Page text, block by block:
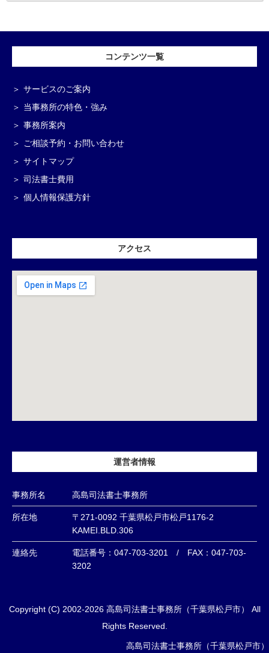
コンテンツ一覧
サービスのご案内
当事務所の特色・強み
事務所案内
ご相談予約・お問い合わせ
サイトマップ
司法書士費用
個人情報保護方針
アクセス
運営者情報
事務所名 高島司法書士事務所
所在地
〒271-0092 千葉県松戸市松戸1176-2
KAMEI.BLD.306
連絡先
電話番号：047-703-3201 / FAX：047-703-
3202
Copyright (C) 2002-2026 高島司法書士事務所（千葉県松戸市） All
Rights Reserved.
高島司法書士事務所（千葉県松戸市）